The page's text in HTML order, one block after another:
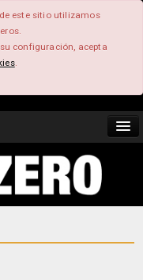
este sitio utilizamos
configuración, acepta
.